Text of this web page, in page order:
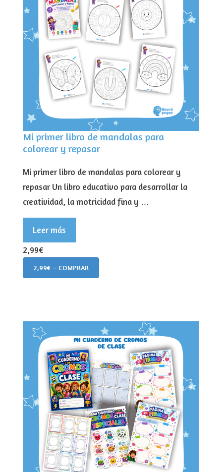
Mi primer libro de mandalas para
colorear y repasar
Mi primer libro de mandalas para colorear y
repasar Un libro educativo para desarrollar la
creatividad, la motricidad fina y …
Leer más
2,99€
2,99€ – COMPRAR